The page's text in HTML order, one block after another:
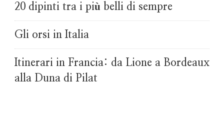
20 dipinti tra i più belli di sempre
Gli orsi in Italia
Itinerari in Francia: da Lione a Bordeaux
alla Duna di Pilat